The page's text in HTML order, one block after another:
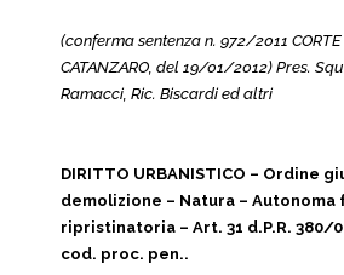
(conferma sentenza n. 972/2011 CORTE
CATANZARO, del 19/01/2012) Pres.
Ramacci, Ric. Biscardi ed altri
DIRITTO URBANISTICO – Ordine
demolizione – Natura – Autonoma
ripristinatoria – Art. 31 d.P.R. 380/
cod. proc. pen..